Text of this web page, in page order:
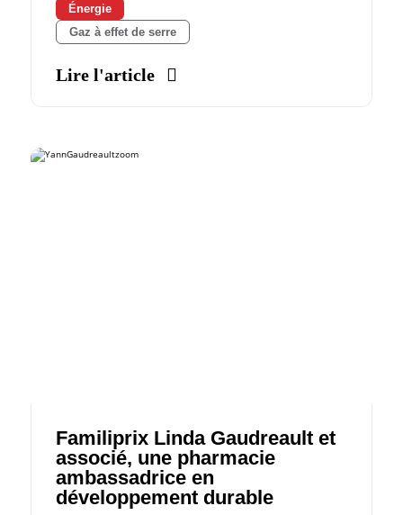
Énergie
Gaz à effet de serre
Lire l'article
Familiprix Linda Gaudreault et
associé, une pharmacie
ambassadrice en
développement durable